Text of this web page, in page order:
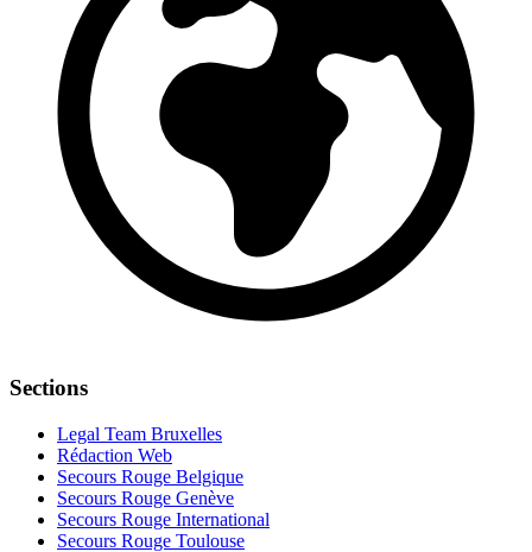
Sections
Legal Team Bruxelles
Rédaction Web
Secours Rouge Belgique
Secours Rouge Genève
Secours Rouge International
Secours Rouge Toulouse